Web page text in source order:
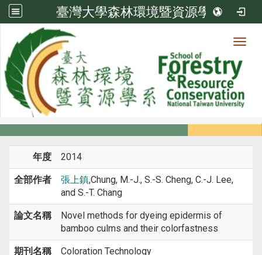
臺灣大學森林環境暨資源學系
系所成員
系所成員
年度 2014
全部作者 張上鎮,Chung, M.-J., S.-S. Cheng, C.-J. Lee,
and S.-T. Chang
論文名稱
Novel methods for dyeing epidermis of
bamboo culms and their colorfastness
期刊名稱 Coloration Technology